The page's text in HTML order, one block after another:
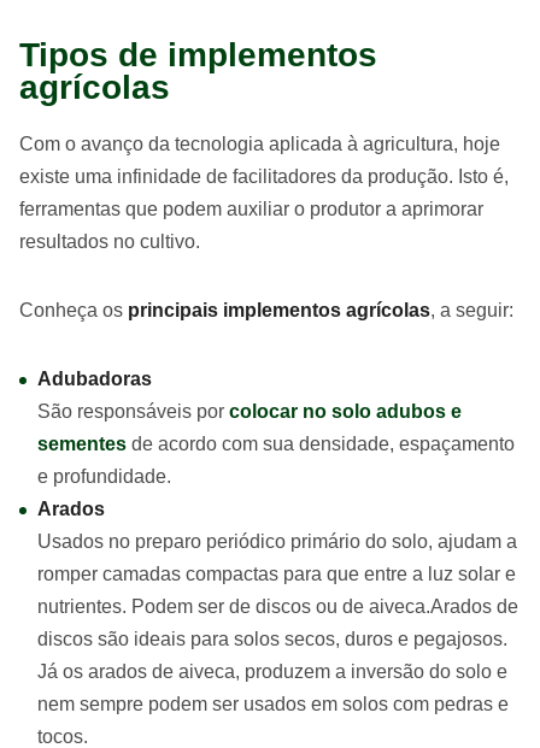
Tipos de implementos
agrícolas
Com o avanço da tecnologia aplicada à agricultura, hoje
existe uma infinidade de facilitadores da produção. Isto é,
ferramentas que podem auxiliar o produtor a aprimorar
resultados no cultivo.
Conheça os principais implementos agrícolas, a seguir:
Adubadoras
São responsáveis por colocar no solo adubos e
sementes de acordo com sua densidade, espaçamento
e profundidade.
Arados
Usados no preparo periódico primário do solo, ajudam a
romper camadas compactas para que entre a luz solar e
nutrientes. Podem ser de discos ou de aiveca.Arados de
discos são ideais para solos secos, duros e pegajosos.
Já os arados de aiveca, produzem a inversão do solo e
nem sempre podem ser usados em solos com pedras e
tocos.